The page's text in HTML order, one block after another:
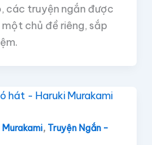
các truyện ngắn được
chủ đề riêng, sắp
, Truyện Ngắn -